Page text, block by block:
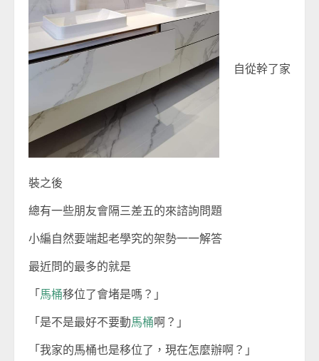
自從幹了家
裝之後
總有一些朋友會隔三差五的來諮詢問題
小編自然要端起老學究的架勢一一解答
最近問的最多的就是
「馬桶移位了會堵是嗎？」
「是不是最好不要動馬桶啊？」
「我家的馬桶也是移位了，現在怎麼辦啊？」